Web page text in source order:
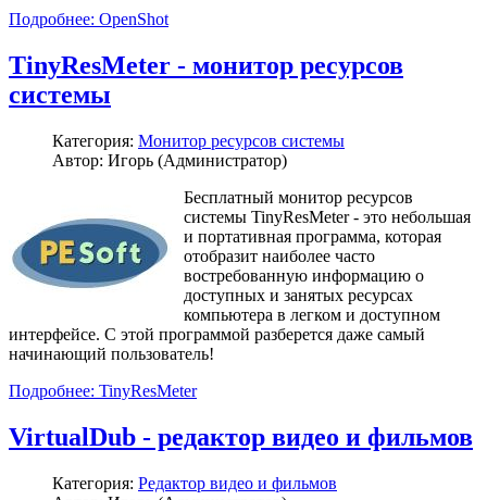
Подробнее: OpenShot
TinyResMeter - монитор ресурсов
системы
Категория: Монитор ресурсов системы
Автор: Игорь (Администратор)
Бесплатный монитор ресурсов
системы TinyResMeter - это небольшая
и портативная программа, которая
отобразит наиболее часто
востребованную информацию о
доступных и занятых ресурсах
компьютера в легком и доступном
интерфейсе. С этой программой разберется даже самый
начинающий пользователь!
Подробнее: TinyResMeter
VirtualDub - редактор видео и фильмов
Категория: Редактор видео и фильмов